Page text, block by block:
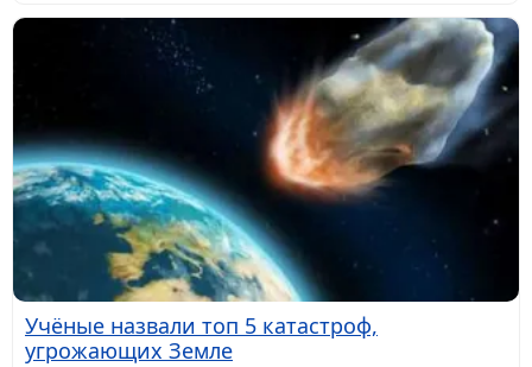
Учёные назвали топ 5 катастроф,
угрожающих Земле